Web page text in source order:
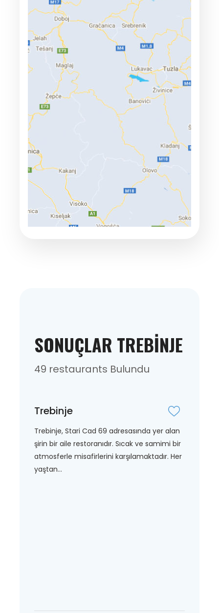
SONUÇLAR TREBINJE
49 restaurants Bulundu
Trebinje
Trebinje, Stari Cad 69 adresasında yer alan
şirin bir aile restoranıdır. Sıcak ve samimi bir
atmosferle misafirlerini karşılamaktadır. Her
yaştan...